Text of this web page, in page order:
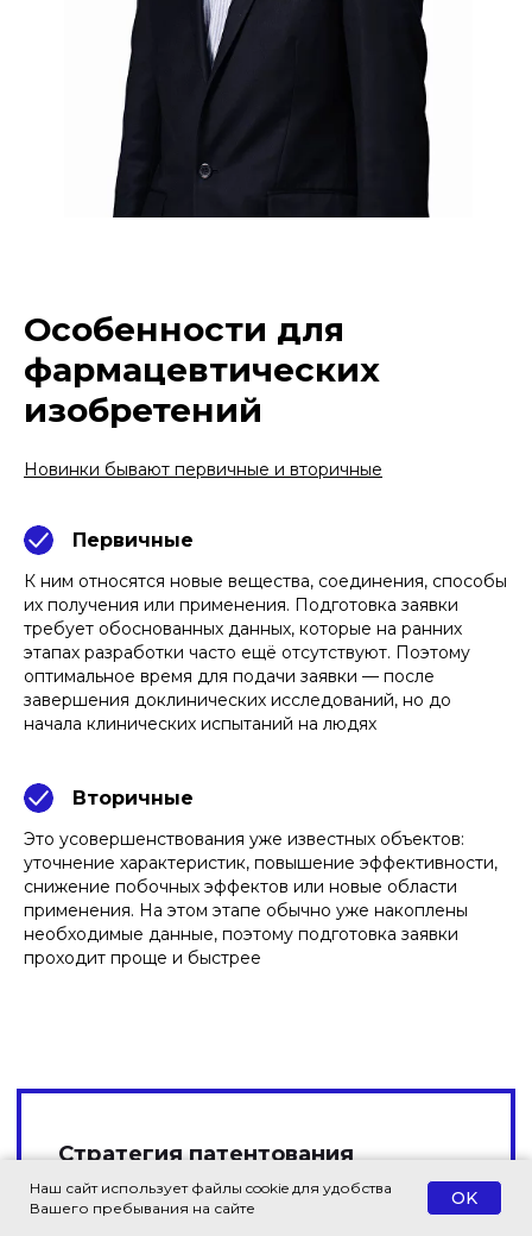
Особенности для
фармацевтических
изобретений
Новинки бывают первичные и вторичные
Первичные
К ним относятся новые вещества, соединения, способы
их получения или применения. Подготовка заявки
требует обоснованных данных, которые на ранних
этапах разработки часто ещё отсутствуют. Поэтому
оптимальное время для подачи заявки — после
завершения доклинических исследований, но до
начала клинических испытаний на людях
Вторичные
Это усовершенствования уже известных объектов:
уточнение характеристик, повышение эффективности,
снижение побочных эффектов или новые области
применения. На этом этапе обычно уже накоплены
необходимые данные, поэтому подготовка заявки
проходит проще и быстрее
Наш сайт использует файлы cookie для удобства
Вашего пребывания на сайте
OK